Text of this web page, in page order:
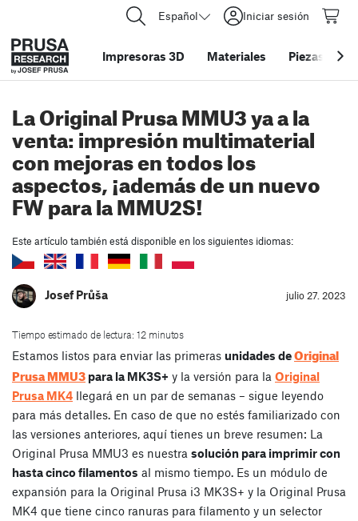
Español Iniciar sesión
Impresoras 3D Materiales Piezas y
La Original Prusa MMU3 ya a la
venta: impresión multimaterial
con mejoras en todos los
aspectos, ¡además de un nuevo
FW para la MMU2S!
Este artículo también está disponible en los siguientes idiomas:
Josef Průša julio 27. 2023
Tiempo estimado de lectura: 12 minutos
Estamos listos para enviar las primeras unidades deOriginal
Prusa MMU3 para la MK3S+ y la versión para la Original
Prusa MK4 llegará en un par de semanas – sigue leyendo
para más detalles. En caso de que no estés familiarizado con
las versiones anteriores, aquí tienes un breve resumen: La
Original Prusa MMU3 es nuestra solución para imprimir con
hasta cinco filamentos al mismo tiempo. Es un módulo de
expansión para la Original Prusa i3 MK3S+ y la Original Prusa
MK4 que tiene cinco ranuras para filamento y un selector